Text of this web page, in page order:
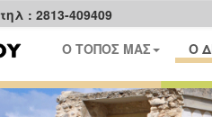
: 2813-409409
Ο ΤΟΠΟΣ ΜΑΣ Ο